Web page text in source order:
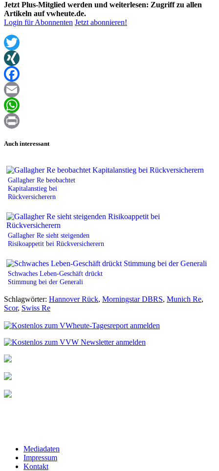
Jetzt Plus-Mitglied werden und weiterlesen: Zugriff zu allen
Artikeln auf vwheute.de.
Login für Abonnenten Jetzt abonnieren!
Twitter
XING
Facebook
Email
WhatsApp
Auch interessant
Gallagher Re beobachtet
Kapitalanstieg bei
Rückversicherern
Gallagher Re sieht steigenden
Risikoappetit bei Rückversicherern
Schwaches Leben-Geschäft drückt
Stimmung bei der Generali
Schlagwörter: Hannover Rück, Morningstar DBRS, Munich Re,
Scor, Swiss Re
Mediadaten
Impressum
Kontakt